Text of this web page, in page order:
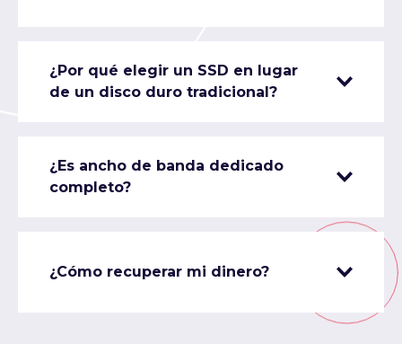
¿Por qué elegir un SSD en lugar
de un disco duro tradicional?
¿Es ancho de banda dedicado
completo?
¿Cómo recuperar mi dinero?